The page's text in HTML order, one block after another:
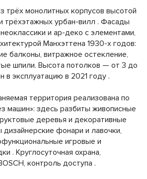
трёх монолитных корпусов высотой
трёхэтажных урбан-вилл . Фасады
и ар-деко с элементами,
Манхэттена 1930-х годов:
балконы, витражное остекление,
шпили. Высота потолков — от 3 до
в эксплуатацию в 2021 году .
территория реализована по
машин»: здесь разбиты живописные
деревья и декоративные
фонари и лавочки,
игровые и
. Круглосуточная охрана,
контроль доступа .